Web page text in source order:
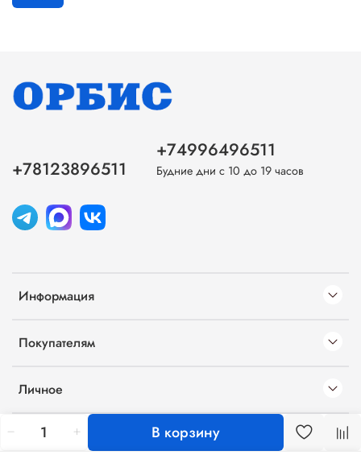
В корзину
Информация
Покупателям
Личное
+78123896511
+74996496511
Будние дни с 10 до 19 часов